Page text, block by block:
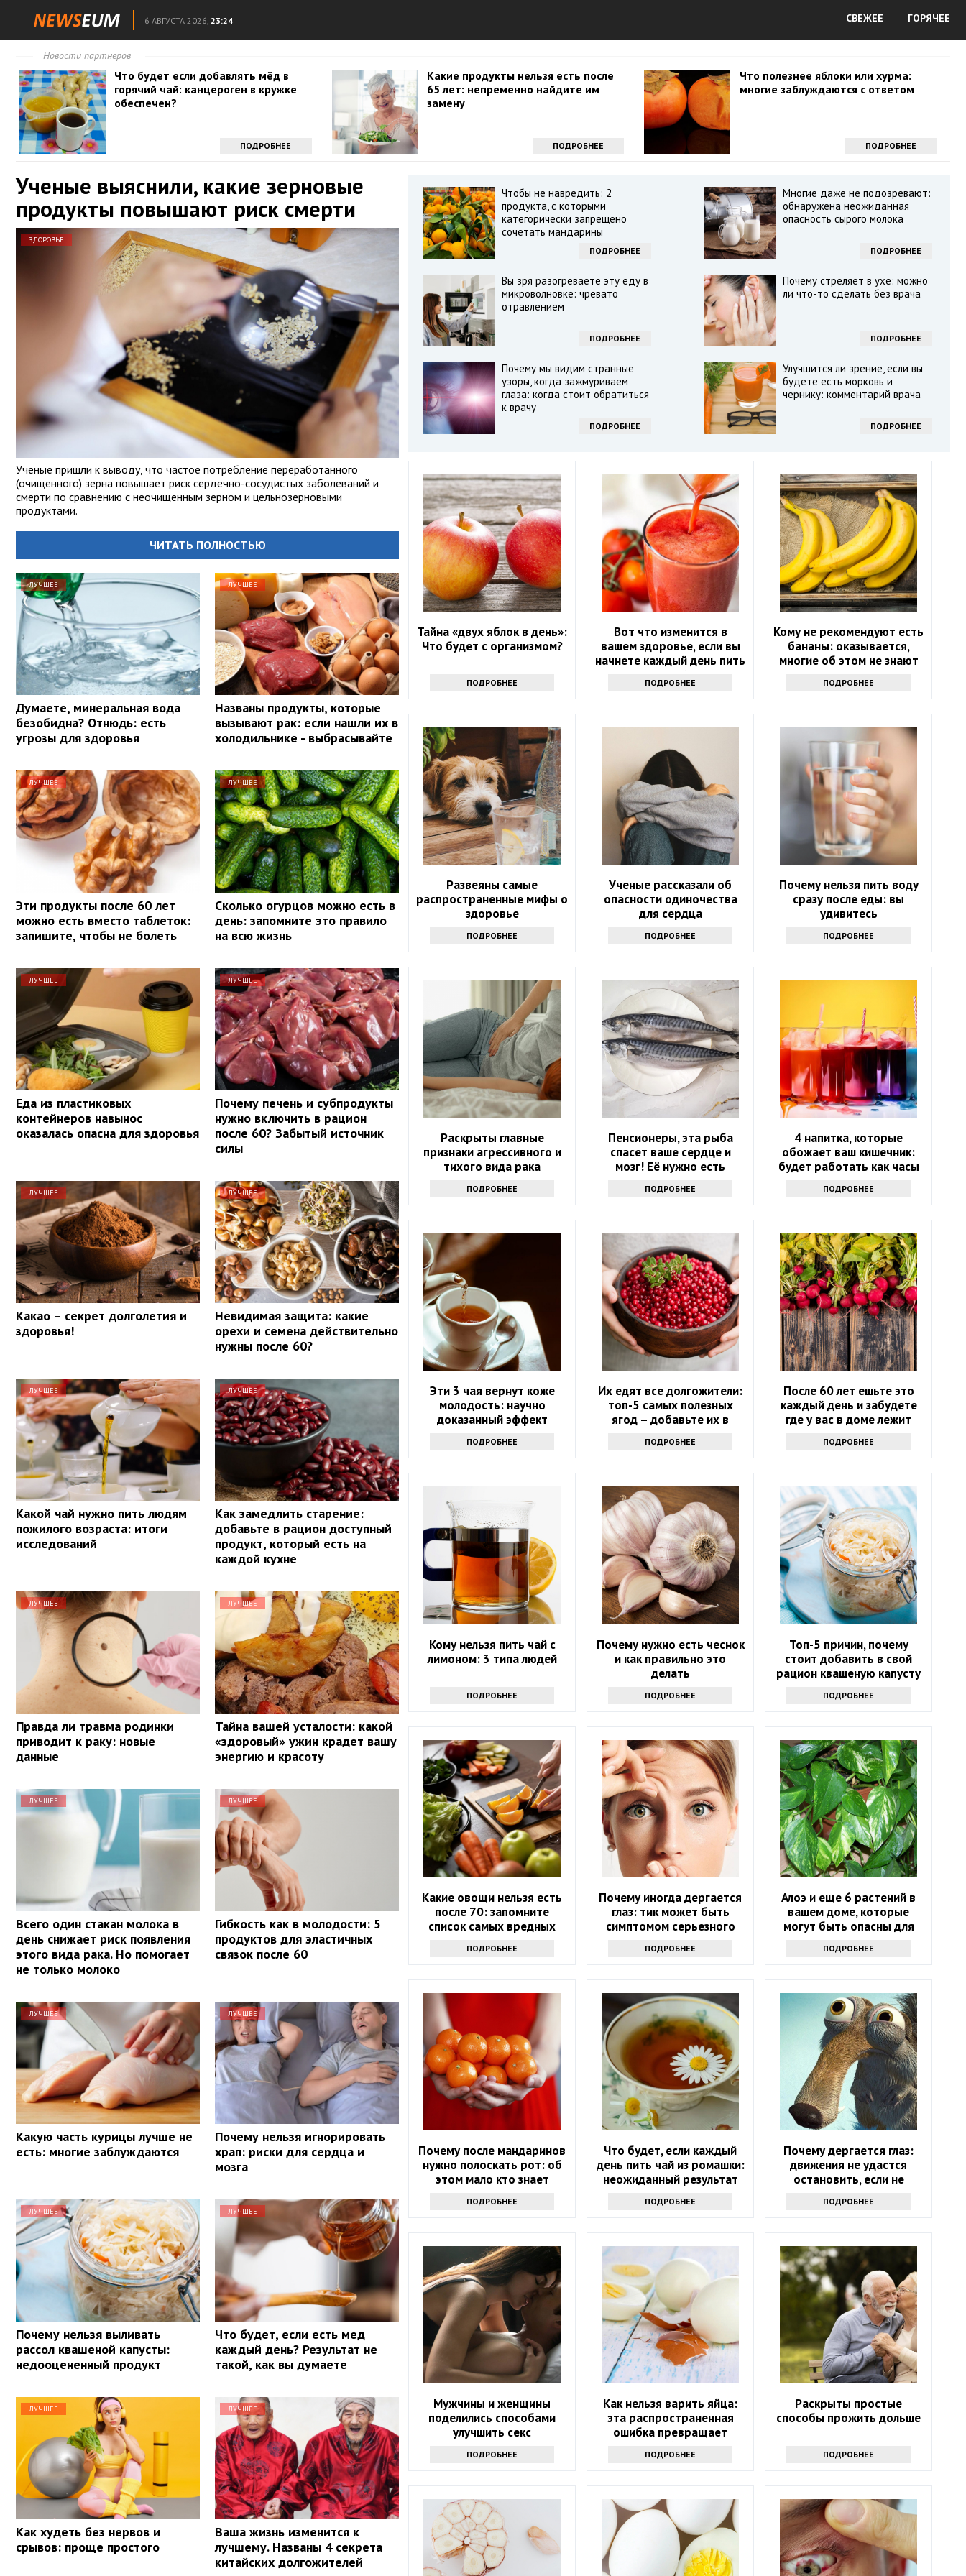
6 АВГУСТА 2026, 23:24 СВЕЖЕЕ ГОРЯЧЕЕ
Новости партнеров
Что будет если добавлять мёд в
горячий чай: канцероген в кружке
обеспечен?
ПОДРОБНЕЕ
Какие продукты нельзя есть после
65 лет: непременно найдите им
замену
ПОДРОБНЕЕ
Что полезнее яблоки или хурма:
многие заблуждаются с ответом
ПОДРОБНЕЕ
Ученые выяснили, какие зерновые
продукты повышают риск смерти
ЗДОРОВЬЕ
Ученые пришли к выводу, что частое потребление переработанного
(очищенного) зерна повышает риск сердечно-сосудистых заболеваний и
смерти по сравнению с неочищенным зерном и цельнозерновыми
продуктами.
ЧИТАТЬ ПОЛНОСТЬЮ
ЛУЧШЕЕ
Думаете, минеральная вода
безобидна? Отнюдь: есть
угрозы для здоровья
ЛУЧШЕЕ
Названы продукты, которые
вызывают рак: если нашли их в
холодильнике - выбрасывайте
ЛУЧШЕЕ
Эти продукты после 60 лет
можно есть вместо таблеток:
запишите, чтобы не болеть
ЛУЧШЕЕ
Сколько огурцов можно есть в
день: запомните это правило
на всю жизнь
ЛУЧШЕЕ
Еда из пластиковых
контейнеров навынос
оказалась опасна для здоровья
ЛУЧШЕЕ
Почему печень и субпродукты
нужно включить в рацион
после 60? Забытый источник
силы
ЛУЧШЕЕ
Какао – секрет долголетия и
здоровья!
ЛУЧШЕЕ
Невидимая защита: какие
орехи и семена действительно
нужны после 60?
ЛУЧШЕЕ
Какой чай нужно пить людям
пожилого возраста: итоги
исследований
ЛУЧШЕЕ
Как замедлить старение:
добавьте в рацион доступный
продукт, который есть на
каждой кухне
ЛУЧШЕЕ
Правда ли травма родинки
приводит к раку: новые
данные
ЛУЧШЕЕ
Тайна вашей усталости: какой
«здоровый» ужин крадет вашу
энергию и красоту
ЛУЧШЕЕ
Всего один стакан молока в
день снижает риск появления
этого вида рака. Но помогает
не только молоко
ЛУЧШЕЕ
Гибкость как в молодости: 5
продуктов для эластичных
связок после 60
ЛУЧШЕЕ
Какую часть курицы лучше не
есть: многие заблуждаются
ЛУЧШЕЕ
Почему нельзя игнорировать
храп: риски для сердца и
мозга
ЛУЧШЕЕ
Почему нельзя выливать
рассол квашеной капусты:
недооцененный продукт
ЛУЧШЕЕ
Что будет, если есть мед
каждый день? Результат не
такой, как вы думаете
ЛУЧШЕЕ
Как худеть без нервов и
срывов: проще простого
ЛУЧШЕЕ
Ваша жизнь изменится к
лучшему. Названы 4 секрета
китайских долгожителей
Чтобы не навредить: 2
продукта, с которыми
категорически запрещено
сочетать мандарины
ПОДРОБНЕЕ
Многие даже не подозревают:
обнаружена неожиданная
опасность сырого молока
ПОДРОБНЕЕ
Вы зря разогреваете эту еду в
микроволновке: чревато
отравлением
ПОДРОБНЕЕ
Почему стреляет в ухе: можно
ли что-то сделать без врача
ПОДРОБНЕЕ
Почему мы видим странные
узоры, когда зажмуриваем
глаза: когда стоит обратиться
к врачу
ПОДРОБНЕЕ
Улучшится ли зрение, если вы
будете есть морковь и
чернику: комментарий врача
ПОДРОБНЕЕ
Тайна «двух яблок в день»:
Что будет с организмом?
ПОДРОБНЕЕ
Вот что изменится в
вашем здоровье, если вы
начнете каждый день пить
томатный сок
ПОДРОБНЕЕ
Кому не рекомендуют есть
бананы: оказывается,
многие об этом не знают
ПОДРОБНЕЕ
Развеяны самые
распространенные мифы о
здоровье
ПОДРОБНЕЕ
Ученые рассказали об
опасности одиночества
для сердца
ПОДРОБНЕЕ
Почему нельзя пить воду
сразу после еды: вы
удивитесь
ПОДРОБНЕЕ
Раскрыты главные
признаки агрессивного и
тихого вида рака
ПОДРОБНЕЕ
Пенсионеры, эта рыба
спасет ваше сердце и
мозг! Её нужно есть
ПОДРОБНЕЕ
4 напитка, которые
обожает ваш кишечник:
будет работать как часы
ПОДРОБНЕЕ
Эти 3 чая вернут коже
молодость: научно
доказанный эффект
ПОДРОБНЕЕ
Их едят все долгожители:
топ-5 самых полезных
ягод – добавьте их в
ПОДРОБНЕЕ
После 60 лет ешьте это
каждый день и забудете
где у вас в доме лежит
ПОДРОБНЕЕ
Кому нельзя пить чай с
лимоном: 3 типа людей
ПОДРОБНЕЕ
Почему нужно есть чеснок
и как правильно это
делать
ПОДРОБНЕЕ
Топ-5 причин, почему
стоит добавить в свой
рацион квашеную капусту
ПОДРОБНЕЕ
Какие овощи нельзя есть
после 70: запомните
список самых вредных
ПОДРОБНЕЕ
Почему иногда дергается
глаз: тик может быть
симптомом серьезного
заболевания
ПОДРОБНЕЕ
Алоэ и еще 6 растений в
вашем доме, которые
могут быть опасны для
ПОДРОБНЕЕ
Почему после мандаринов
нужно полоскать рот: об
этом мало кто знает
ПОДРОБНЕЕ
Что будет, если каждый
день пить чай из ромашки:
неожиданный результат
ПОДРОБНЕЕ
Почему дергается глаз:
движения не удастся
остановить, если не
ПОДРОБНЕЕ
Мужчины и женщины
поделились способами
улучшить секс
ПОДРОБНЕЕ
Как нельзя варить яйца:
эта распространенная
ошибка превращает
полезное блюдо в яд
ПОДРОБНЕЕ
Раскрыты простые
способы прожить дольше
ПОДРОБНЕЕ